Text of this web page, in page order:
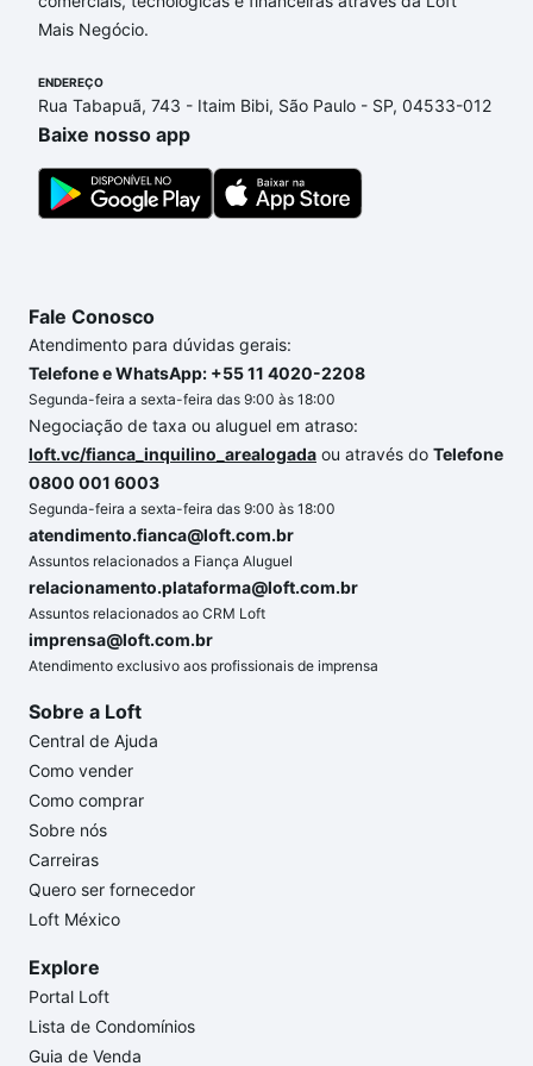
parcelas podem se adequar ao seu orçamento. Se
processo de compra, veja em nosso portal
custa comprar um apartamento e conte com a
gente para comprar o imóvel dos seus sonhos com
segurança e conforto. Loft, com você até as
chaves.
Mais Negócio.
ENDEREÇO
Rua Tabapuã, 743 - Itaim Bibi, São Paulo - SP, 04533-012
Baixe nosso app
Fale Conosco
Atendimento para dúvidas gerais:
Telefone e WhatsApp: +55 11 4020-2208
Segunda-feira a sexta-feira das 9:00 às 18:00
Negociação de taxa ou aluguel em atraso:
loft.vc/fianca_inquilino_arealogada ou através do Telefone
0800 001 6003
Segunda-feira a sexta-feira das 9:00 às 18:00
atendimento.fianca@loft.com.br
Assuntos relacionados a Fiança Aluguel
relacionamento.plataforma@loft.com.br
Assuntos relacionados ao CRM Loft
imprensa@loft.com.br
Atendimento exclusivo aos profissionais de imprensa
Sobre a Loft
Central de Ajuda
Como vender
Como comprar
Sobre nós
Carreiras
Quero ser fornecedor
Loft México
Explore
Portal Loft
Lista de Condomínios
Guia de Venda